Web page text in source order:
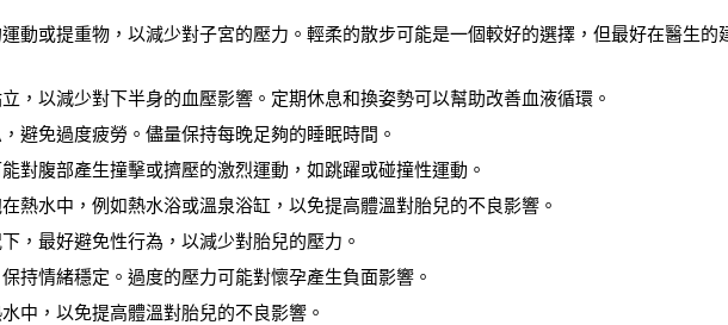
動或提重物，以減少對子宮的壓力。輕柔的散步可能是一個較好的選擇，但最好在醫生的
，以減少對下半身的血壓影響。定期休息和換姿勢可以幫助改善血液循環。
避免過度疲勞。儘量保持每晚足夠的睡眠時間。
對腹部產生撞擊或擠壓的激烈運動，如跳躍或碰撞性運動。
熱水中，例如熱水浴或溫泉浴缸，以免提高體溫對胎兒的不良影響。
，最好避免性行為，以減少對胎兒的壓力。
持情緒穩定。過度的壓力可能對懷孕產生負面影響。
中，以免提高體溫對胎兒的不良影響。